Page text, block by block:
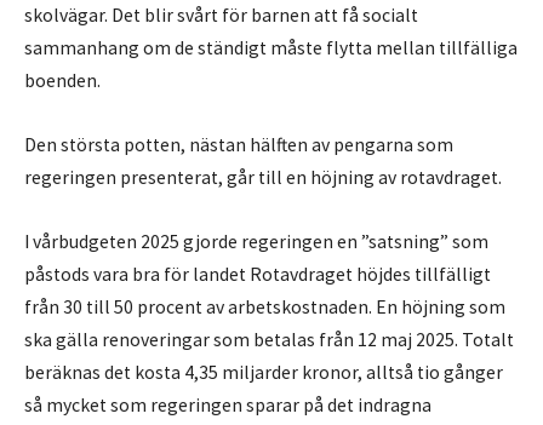
skolvägar. Det blir svårt för barnen att få socialt
sammanhang om de ständigt måste flytta mellan tillfälliga
boenden.
Den största potten, nästan hälften av pengarna som
regeringen presenterat, går till en höjning av rotavdraget.
I vårbudgeten 2025 gjorde regeringen en ”satsning” som
påstods vara bra för landet Rotavdraget höjdes tillfälligt
från 30 till 50 procent av arbetskostnaden. En höjning som
ska gälla renoveringar som betalas från 12 maj 2025. Totalt
beräknas det kosta 4,35 miljarder kronor, alltså tio gånger
så mycket som regeringen sparar på det indragna